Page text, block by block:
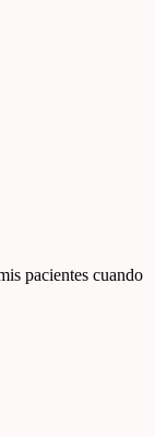
pacientes cuando